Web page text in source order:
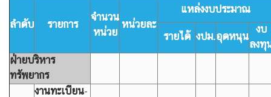
ลำดับ รายการ
จำนวน
หน่วย หน่วยละ
แหล่งงบประมาณ
รายได้ งปม.อุดหนุน งบ
ลงทุ
ฝ่ายบริหาร
ทรัพยากร
งานทะเบียน-